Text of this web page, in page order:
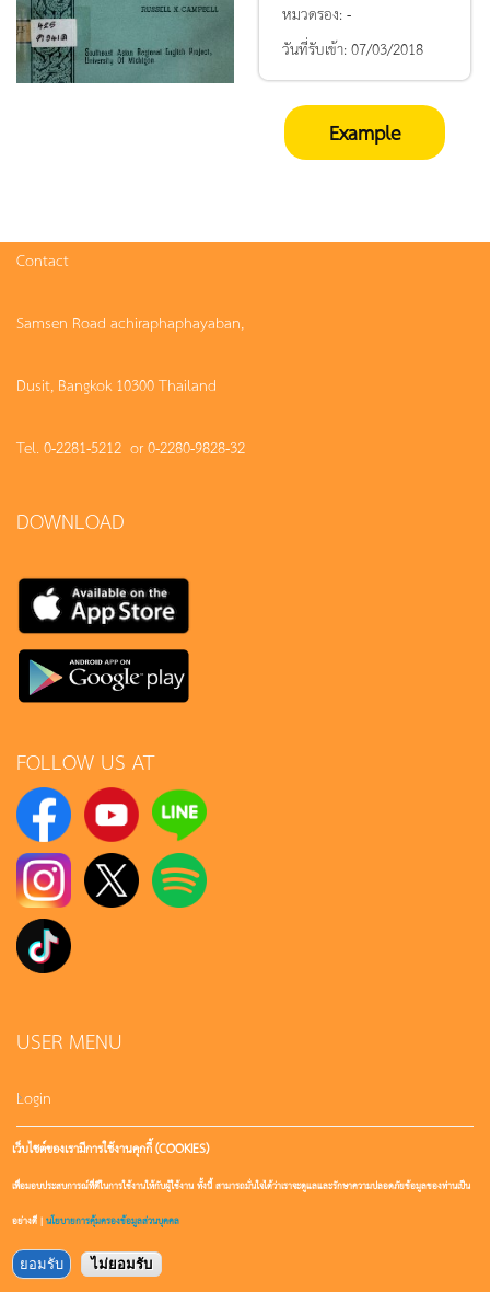
หมวดรอง:-
วันที่รับเข้า:07/03/2018
Example
Contact
Samsen Road achiraphaphayaban,
Dusit, Bangkok 10300 Thailand
Tel. 0-2281-5212 or 0-2280-9828-32
DOWNLOAD
FOLLOW US AT
USER MENU
Login
Sign up
User account
เว็บไซต์ของเรามีการใช้งานคุกกี้ (COOKIES)
เพื่อมอบประสบการณ์ที่ดีในการใช้งานให้กับผู้ใช้งาน ทั้งนี้ สามารถมั่นใจได้ว่าเราจะดูแลและรักษาความปลอดภัยข้อมูลของท่านเป็น
อย่างดี |นโยบายการคุ้มครองข้อมูลส่วนบุคคล
ยอมรับ ไม่ยอมรับ